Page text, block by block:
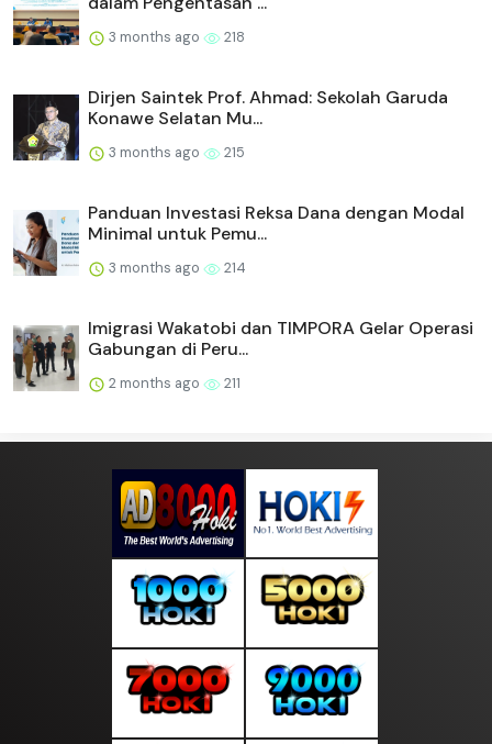
3 months ago 218
Dirjen Saintek Prof. Ahmad: Sekolah Garuda
Konawe Selatan Mu...
3 months ago 215
Panduan Investasi Reksa Dana dengan Modal
Minimal untuk Pemu...
3 months ago 214
Imigrasi Wakatobi dan TIMPORA Gelar Operasi
Gabungan di Peru...
2 months ago 211